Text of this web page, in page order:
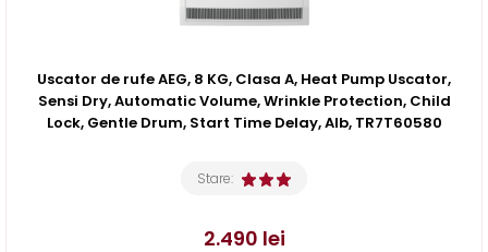
Uscator de rufe AEG, 8 KG, Clasa A, Heat Pump Uscator,
Sensi Dry, Automatic Volume, Wrinkle Protection, Child
Lock, Gentle Drum, Start Time Delay, Alb, TR7T60580
Stare:
2.490 lei